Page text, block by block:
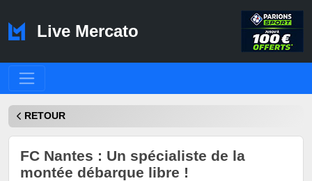
Live Mercato
RETOUR
FC Nantes : Un spécialiste de la
montée débarque libre !